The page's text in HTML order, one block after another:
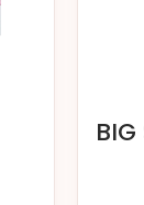
BIG